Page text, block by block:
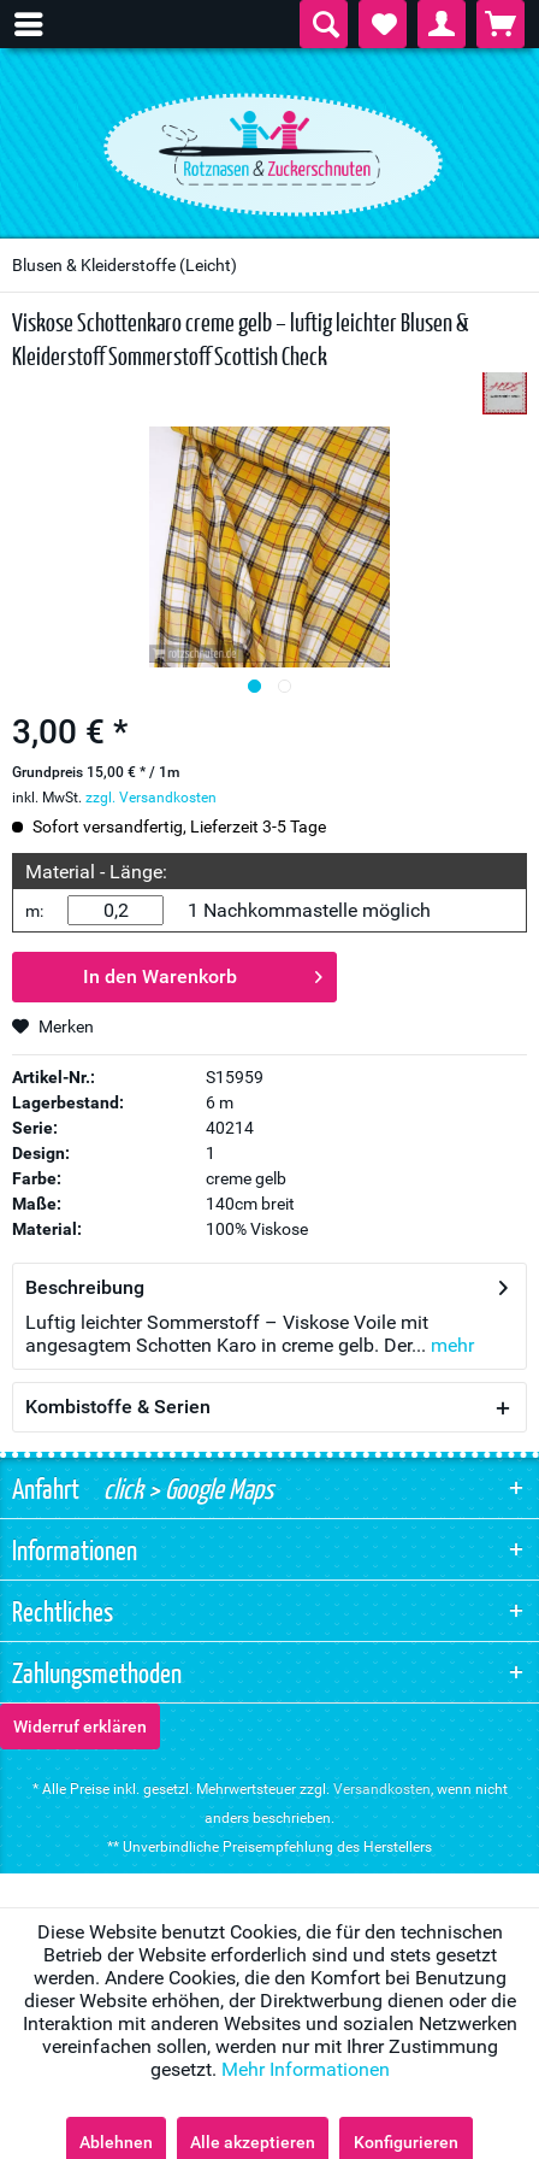
Blusen & Kleiderstoffe (leicht)
Viskose Schottenkaro creme gelb – luftig leichter Blusen &
Kleiderstoff Sommerstoff Scottish Check
3,00 € *
Grundpreis 15,00 € * / 1m
inkl. MwSt. zzgl. Versandkosten
Sofort versandfertig, Lieferzeit 3-5 Tage
Material - Länge:
m: 1 Nachkommastelle möglich
In den Warenkorb
Merken
Artikel-Nr.:
S15959
Lagerbestand:
6 m
Serie:
40214
Design:
1
Farbe:
creme gelb
Maße:
140cm breit
Material:
100% Viskose
Beschreibung
Luftig leichter Sommerstoff – Viskose Voile mit
angesagtem Schotten Karo in creme gelb. Der... mehr
Kombistoffe & Serien
Anfahrtclick > Google Maps
Informationen
Rechtliches
Zahlungsmethoden
Widerruf erklären
* Alle Preise inkl. gesetzl. Mehrwertsteuer zzgl. Versandkosten, wenn nicht
anders beschrieben.
** Unverbindliche Preisempfehlung des Herstellers
Diese Website benutzt Cookies, die für den technischen
Betrieb der Website erforderlich sind und stets gesetzt
werden. Andere Cookies, die den Komfort bei Benutzung
dieser Website erhöhen, der Direktwerbung dienen oder die
Interaktion mit anderen Websites und sozialen Netzwerken
vereinfachen sollen, werden nur mit Ihrer Zustimmung
gesetzt. Mehr Informationen
Ablehnen Alle akzeptieren Konfigurieren